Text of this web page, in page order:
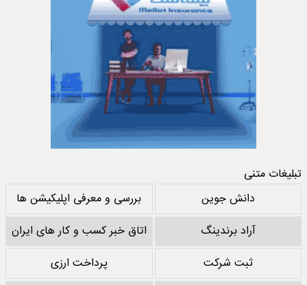
تبلیغات متنی
دانش جوین
بررسی و معرفی اپلیکیشن ها
آراد برندینگ
اتاق خبر کسب و کار های ایران
ثبت شرکت
پرداخت ارزی